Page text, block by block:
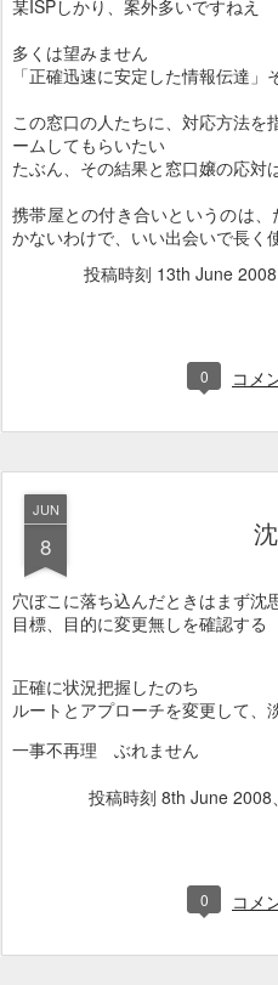
某ISPしかり、案外多いですねえ
多くは望みません
「正確迅速に安定した情報伝達」
この窓口の人たちに、対応方法を
ームしてもらいたい
たぶん、その結果と窓口嬢の応対
携帯屋との付き合いというのは
かないわけで、いい出会いで長く
投稿時刻 13th June 2008
0 コメ
JUN
8
穴ぼこに落ち込んだときはまず沈
目標、目的に変更無しを確認する
正確に状況把握したのち
ルートとアプローチを変更して、
一事不再理 ぶれません
投稿時刻 8th June 2008
0 コメ